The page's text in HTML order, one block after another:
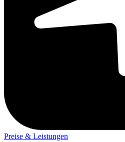
Preise & Leistungen